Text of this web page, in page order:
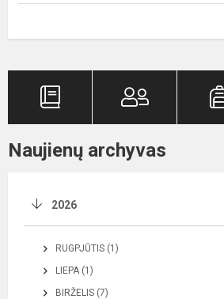
Naujienų archyvas
2026
RUGPJŪTIS (1)
LIEPA (1)
BIRŽELIS (7)